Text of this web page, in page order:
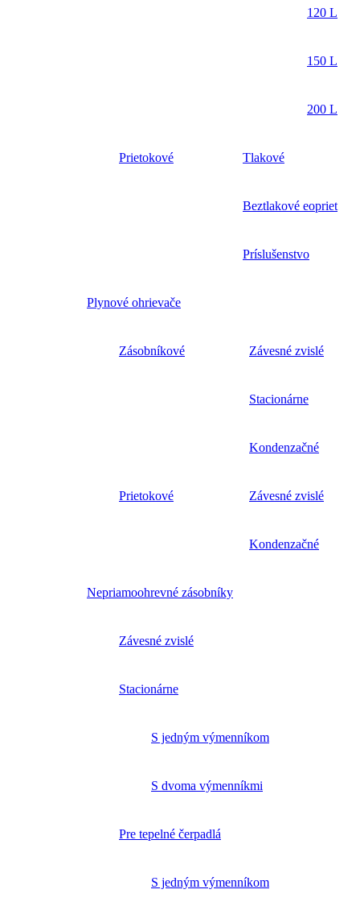
120 L
150 L
200 L
Prietokové Tlakové
Beztlakové eopriet
Príslušenstvo
Plynové ohrievače
Zásobníkové Závesné zvislé
Stacionárne
Kondenzačné
Prietokové Závesné zvislé
Kondenzačné
Nepriamoohrevné zásobníky
Závesné zvislé
Stacionárne
S jedným výmenníkom
S dvoma výmenníkmi
Pre tepelné čerpadlá
S jedným výmenníkom